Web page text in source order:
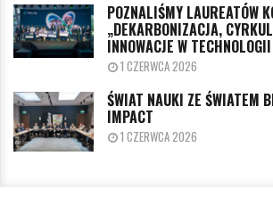
POZNALIŚMY LAUREATÓW
„DEKARBONIZACJA,
INNOWACJE W
1 CZERWCA 2026
ŚWIAT NAUKI ZE ŚWIATEM
IMPACT
1 CZERWCA 2026